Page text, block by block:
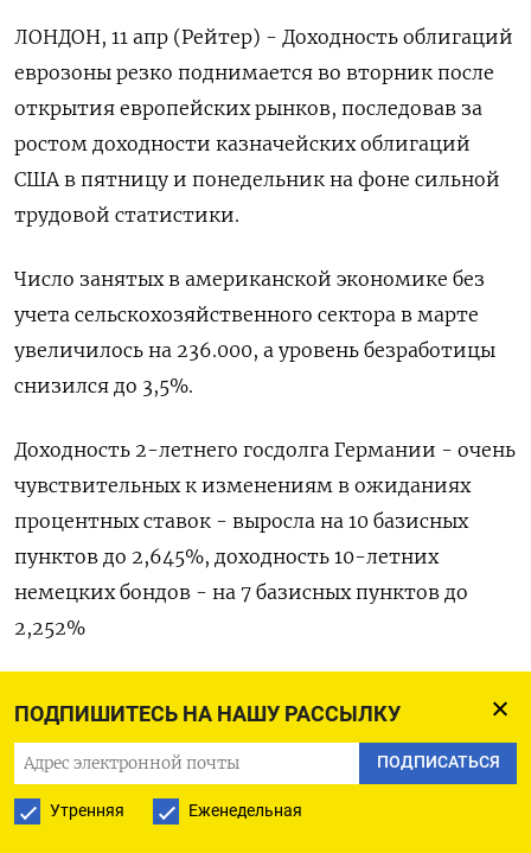
ПОДПИШИТЕСЬ НА НАШУ РАССЫЛКУ
ПОДПИСАТЬСЯ
Утренняя Еженедельная
ЛОНДОН, 11 апр (Рейтер) - Доходность облигаций
еврозоны резко поднимается во вторник после
открытия европейских рынков, последовав за
ростом доходности казначейских облигаций
США в пятницу и понедельник на фоне сильной
трудовой статистики.
Число занятых в американской экономике без
учета сельскохозяйственного сектора в марте
увеличилось на 236.000​​, а уровень безработицы
снизился до 3,5%.
Доходность 2-летнего госдолга Германии - очень
чувствительных к изменениям в ожиданиях
процентных ставок - выросла на 10 базисных
пунктов до 2,645%, доходность 10-летних
немецких бондов - на 7 базисных пунктов до
2,252%
казначейских облигаций в пасхальные
выходные, особенно после трудовой статистики
США, которая показала всё еще приличные